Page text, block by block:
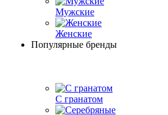
Мужские
Женские
Популярные бренды
С гранатом